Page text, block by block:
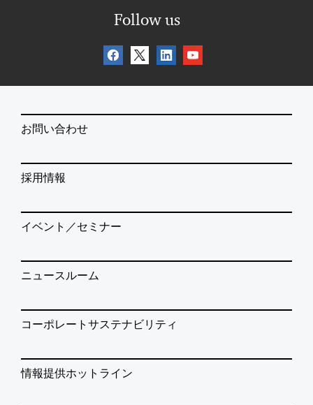
Follow us
お問い合わせ
採用情報
イベント／セミナー
ニュースルーム
コーポレートサステナビリティ
情報提供ホットライン